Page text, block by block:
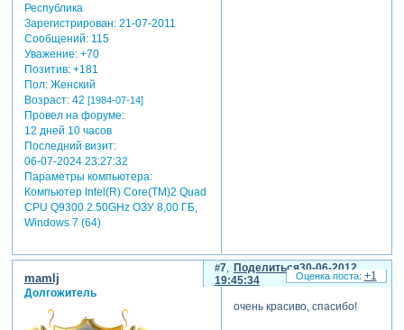
Республика
Зарегистрирован: 21-07-2011
Сообщений:115
Уважение: +70
Позитив: +181
Пол:Женский
Возраст:42 [1984-07-14]
Провел на форуме:
12 дней 10 часов
Последний визит:
06-07-2024 23:27:32
Параметры компьютера:
Компьютер Intel(R) Core(TM)2 Quad
CPU Q9300 2.50GHz ОЗУ 8,00 ГБ,
Windows 7 (64)
Поделиться
7
30-06-2012
19:45:34
mamlj
Долгожитель
очень красиво, спасибо!
+1